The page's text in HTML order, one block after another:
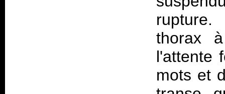
thorax
l'attente
mots et